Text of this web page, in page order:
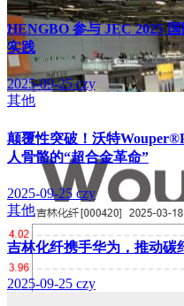
HENGBO 参与 JEC 2025
实践
2025-09-25czy
其他
颠覆性突破！沃特
人骨骼的“超合金革命”
2025-09-25 czy
其他
吉林化纤携手华为，推动碳
2025-09-25 czy